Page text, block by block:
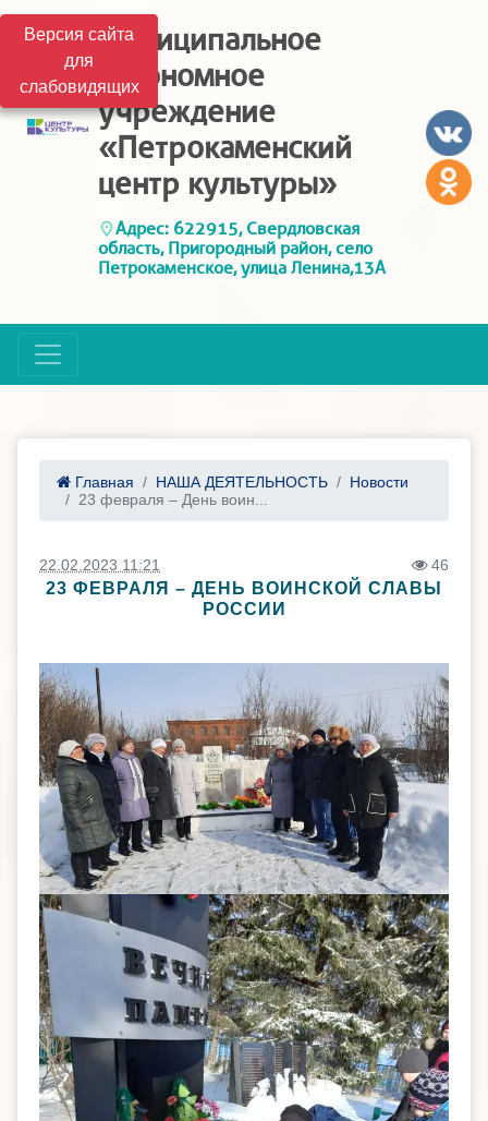
Версия сайта
для
слабовидящих
Муниципальное
автономное
учреждение
«Петрокаменский
центр культуры»
Адрес: 622915, Свердловская
область, Пригородный район, село
Петрокаменское, улица Ленина,13А
Главная НАША ДЕЯТЕЛЬНОСТЬ
Новости
23 февраля – День воин...
22.02.2023 11:21 46
23 ФЕВРАЛЯ – ДЕНЬ ВОИНСКОЙ СЛАВЫ
РОССИИ